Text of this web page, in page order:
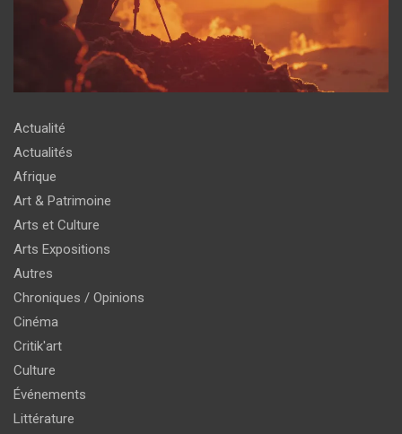
Actualité
Actualités
Afrique
Art & Patrimoine
Arts et Culture
Arts Expositions
Autres
Chroniques / Opinions
Cinéma
Critik'art
Culture
Événements
Littérature